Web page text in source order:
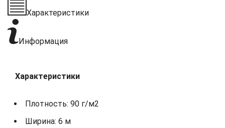
Характеристики
Информация
Характеристики
Плотность: 90 г/м2
Ширина: 6 м